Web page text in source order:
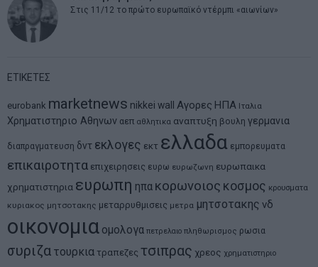
Στις 11/12 το πρώτο ευρωπαϊκό ντέρμπι «αιωνίων»
ΕΤΙΚΕΤΕΣ
eurobank marketnews nikkei wall Αγορες ΗΠΑ Ιταλια
Χρηματιστηριο Αθηνων αεπ αθλητικα αναπτυξη βουλη γερμανια
διαπραγματευση δντ εκλογες εκτ ελλαδα εμπορευματα
επικαιροτητα επιχειρησεις ευρω ευρωζωνη ευρωπαικα
χρηματιστηρια ευρωπη ηπα κορωνοιος κοσμος κρουσματα
κυριακος μητσοτακης μεταρρυθμισεις μετρα μητσοτακης νδ
οικονομια ομολογα πετρελαιο πληθωρισμος ρωσια
συριζα τουρκια τραπεζες τσιπρας χρεος χρηματιστηριο